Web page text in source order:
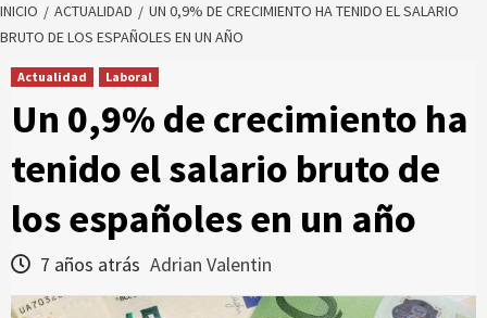
INICIO ACTUALIDAD
UN 0,9% DE CRECIMIENTO HA TENIDO EL SALARIO
BRUTO DE LOS ESPAÑOLES EN UN AÑO
Actualidad Laboral
Un 0,9% de crecimiento ha
tenido el salario bruto de
los españoles en un año
7 años atrás Adrian Valentin